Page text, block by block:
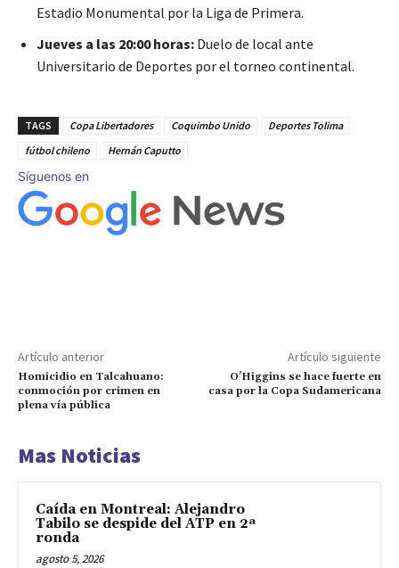
Estadio Monumental por la Liga de Primera.
Jueves a las 20:00 horas: Duelo de local ante
Universitario de Deportes por el torneo continental.
TAGS Copa Libertadores Coquimbo Unido
Deportes Tolima
fútbol chileno
Hernán Caputto
Síguenos en
Artículo anterior
Homicidio en Talcahuano:
conmoción por crimen en
plena vía pública
Artículo siguiente
O’Higgins se hace fuerte en
casa por la Copa Sudamericana
Mas Noticias
Caída en Montreal: Alejandro
Tabilo se despide del ATP en 2ª
ronda
agosto 5, 2026